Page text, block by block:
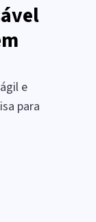
e
para